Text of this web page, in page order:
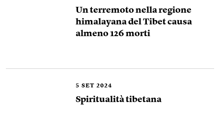
Un terremoto nella regione
himalayana del Tibet causa
almeno 126 morti
5 SET 2024
Spiritualità tibetana